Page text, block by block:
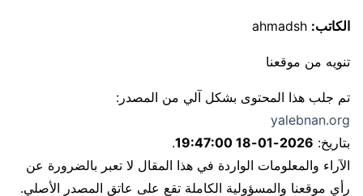
الكاتب: ahmadsh
تنويه من موقعنا
تم جلب هذا المحتوى بشكل آلي من المصدر:
yalebnan.org
بتاريخ: 2026-01-18 19:47:00
.
الآراء والمعلومات الواردة في هذا المقال لا تعبر بالضرورة عن
رأي موقعنا والمسؤولية الكاملة تقع على عاتق المصدر الأصلي.